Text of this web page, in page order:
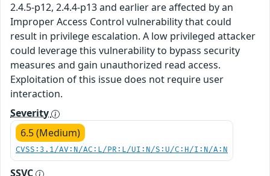
2.4.5-p12, 2.4.4-p13 and earlier are affected by an
Improper Access Control vulnerability that could
result in privilege escalation. A low privileged attacker
could leverage this vulnerability to bypass security
measures and gain unauthorized read access.
Exploitation of this issue does not require user
interaction.
Severity
6.5 (Medium)
CVSS:3.1/AV:N/AC:L/PR:L/UI:N/S:U/C:H/I:N/A:N
SSVC